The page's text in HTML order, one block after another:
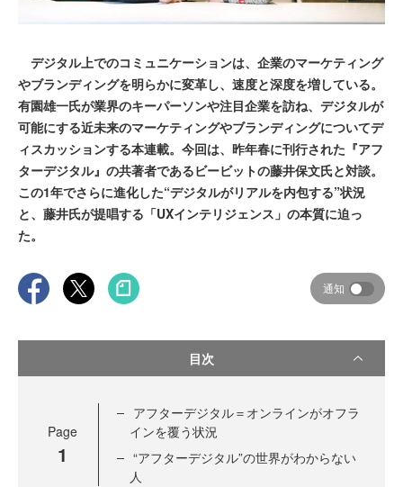
デジタル上でのコミュニケーションは、企業のマーケティング
やブランディングを明らかに変革し、速度と深度を増している。
有園雄一氏が業界のキーパーソンや注目企業を訪ね、デジタルが
可能にする近未来のマーケティングやブランディングについてデ
ィスカッションする本連載。今回は、昨年春に刊行された『アフ
ターデジタル』の共著者であるビービットの藤井保文氏と対談。
この1年でさらに進化した“デジタルがリアルを内包する”状況
と、藤井氏が提唱する「UXインテリジェンス」の本質に迫っ
た。
通知
目次
Page
1
アフターデジタル＝オンラインがオフラ
インを覆う状況
“アフターデジタル”の世界がわからない
人